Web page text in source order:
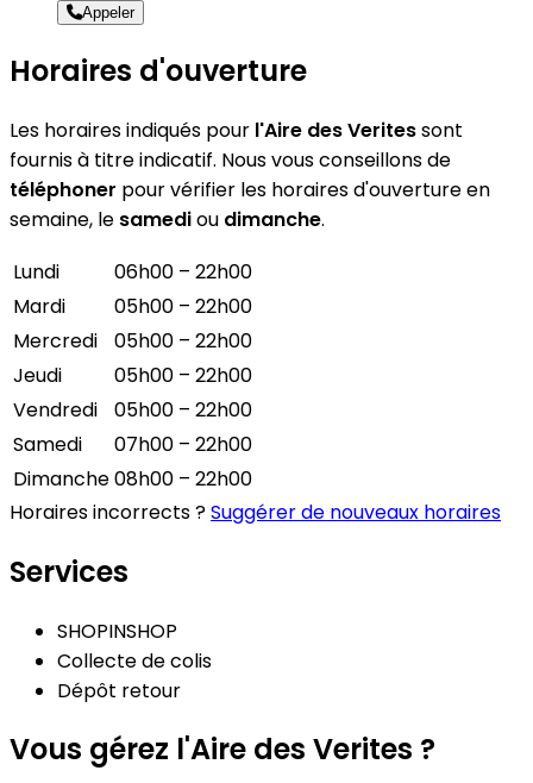
Appeler
Horaires d'ouverture
Les horaires indiqués pour l'Aire des Veritessont
fournis à titre indicatif. Nous vous conseillons de
téléphoner pour vérifier les horaires d'ouverture en
semaine, le samediou dimanche.
Lundi
06h00 – 22h00
Mardi
05h00 – 22h00
Mercredi
05h00 – 22h00
Jeudi
05h00 – 22h00
Vendredi
05h00 – 22h00
Samedi
07h00 – 22h00
Dimanche08h00 – 22h00
Horaires incorrects ?Suggérer de nouveaux horaires
Services
SHOPINSHOP
Collecte de colis
Dépôt retour
Vous gérez l'Aire des Verites ?